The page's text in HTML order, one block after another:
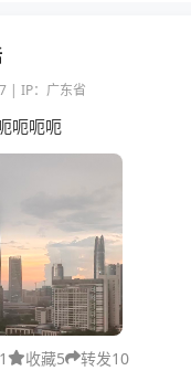
| IP：广东省
呃呃呃
1 收藏5 转发10